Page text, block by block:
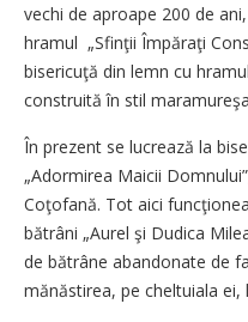
vechi de aproape 200 de
hramul „Sfinţii Împăraţi
bisericuţă din lemn cu
construită în stil
În prezent se lucrează la
„Adormirea Maicii
Coţofană. Tot aici
bătrâni „Aurel şi Dudica
de bătrâne abandonate de
mănăstirea, pe cheltuiala ei,